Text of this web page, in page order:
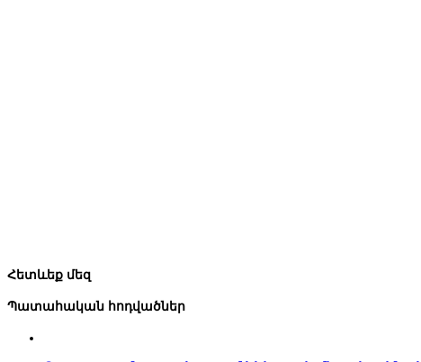
Հետևեք մեզ
Պատահական հոդվածներ